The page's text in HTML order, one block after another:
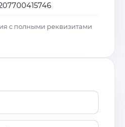
с полными реквизитами